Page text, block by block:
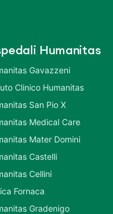
Humanitas
Gavazzeni
Clinico Humanitas
San Pio X
Medical Care
Mater Domini
Castelli
Cellini
Fornaca
Gradenigo